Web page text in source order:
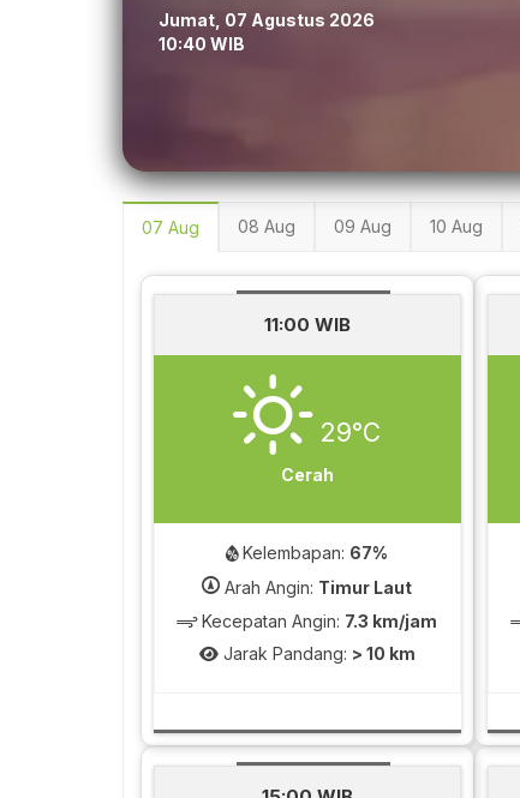
Jumat, 07 Agustus 2026
10:40 WIB
07 Aug 08 Aug 09 Aug 10 Aug
11:00 WIB
29°C
Cerah
Kelembapan: 67%
Arah Angin: Timur Laut
Kecepatan Angin: 7.3 km/jam
Jarak Pandang: > 10 km